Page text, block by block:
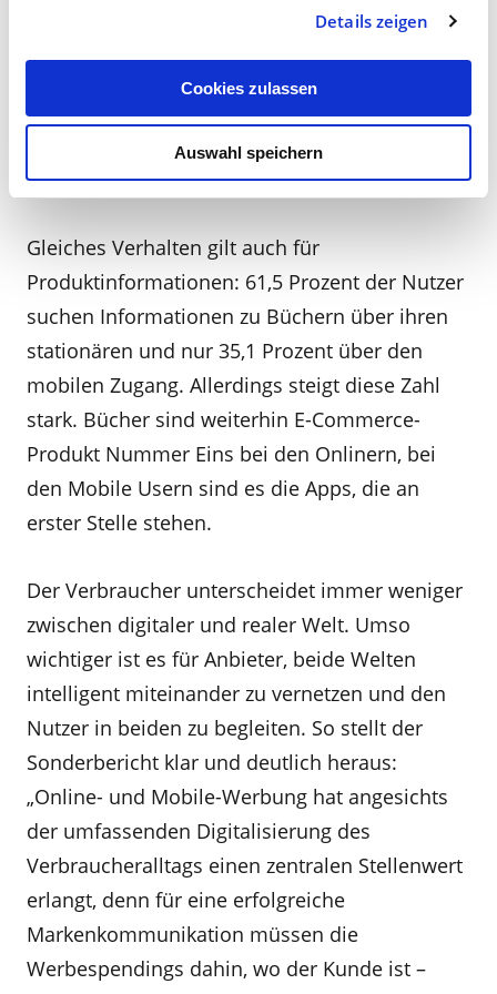
Details zeigen
Cookies zulassen
Auswahl speichern
Angebote, während bei stationären
Trinken und Genießen im Vordergrund stehen.
Reale und digitale Welt verschmelzen
zunehmend
Gleiches Verhalten gilt auch für
Produktinformationen: 61,5 Prozent der Nutzer
suchen Informationen zu Büchern über ihren
stationären und nur 35,1 Prozent über den
mobilen Zugang. Allerdings steigt diese Zahl
stark. Bücher sind weiterhin E-Commerce-
Produkt Nummer Eins bei den Onlinern, bei
den Mobile Usern sind es die Apps, die an
erster Stelle stehen.
Der Verbraucher unterscheidet immer weniger
zwischen digitaler und realer Welt. Umso
wichtiger ist es für Anbieter, beide Welten
intelligent miteinander zu vernetzen und den
Nutzer in beiden zu begleiten. So stellt der
Sonderbericht klar und deutlich heraus:
„Online- und Mobile-Werbung hat angesichts
der umfassenden Digitalisierung des
Verbraucheralltags einen zentralen Stellenwert
erlangt, denn für eine erfolgreiche
Markenkommunikation müssen die
Werbespendings dahin, wo der Kunde ist –